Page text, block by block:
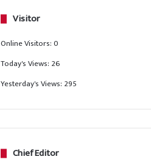
Visitor
Online Visitors:0
Today's Views: 26
Yesterday's Views: 295
Chief Editor